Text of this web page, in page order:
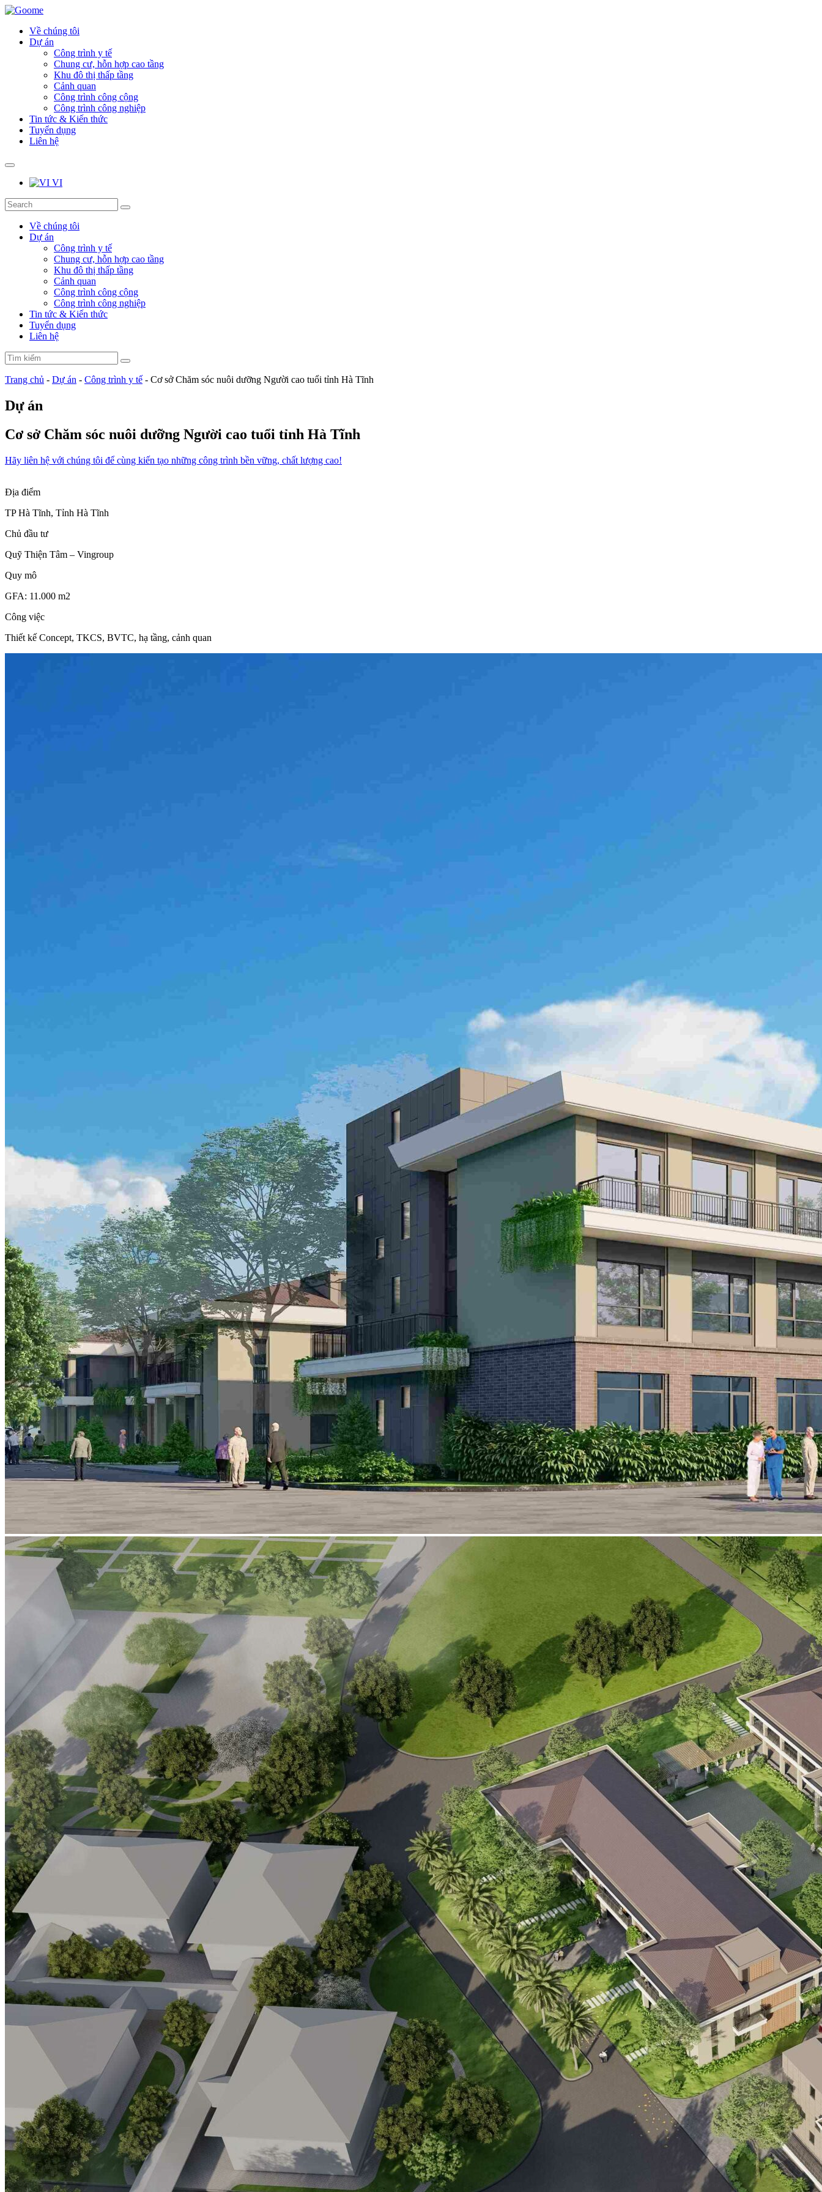
Về chúng tôi
Dự án
Công trình y tế
Chung cư, hỗn hợp cao tầng
Khu đô thị thấp tầng
Cảnh quan
Công trình công cộng
Công trình công nghiệp
Tin tức & Kiến thức
Tuyển dụng
Liên hệ
VI
Về chúng tôi
Dự án
Công trình y tế
Chung cư, hỗn hợp cao tầng
Khu đô thị thấp tầng
Cảnh quan
Công trình công cộng
Công trình công nghiệp
Tin tức & Kiến thức
Tuyển dụng
Liên hệ
Trang chủ - Dự án - Công trình y tế - Cơ sở Chăm sóc nuôi dưỡng Người cao tuổi tỉnh Hà Tĩnh
Dự án
Cơ sở Chăm sóc nuôi dưỡng Người cao tuổi tỉnh Hà Tĩnh
Hãy liên hệ với chúng tôi để cùng kiến tạo những công trình bền vững, chất lượng cao!
Địa điểm
TP Hà Tĩnh, Tỉnh Hà Tĩnh
Chủ đầu tư
Quỹ Thiện Tâm – Vingroup
Quy mô
GFA: 11.000 m2
Công việc
Thiết kế Concept, TKCS, BVTC, hạ tầng, cảnh quan